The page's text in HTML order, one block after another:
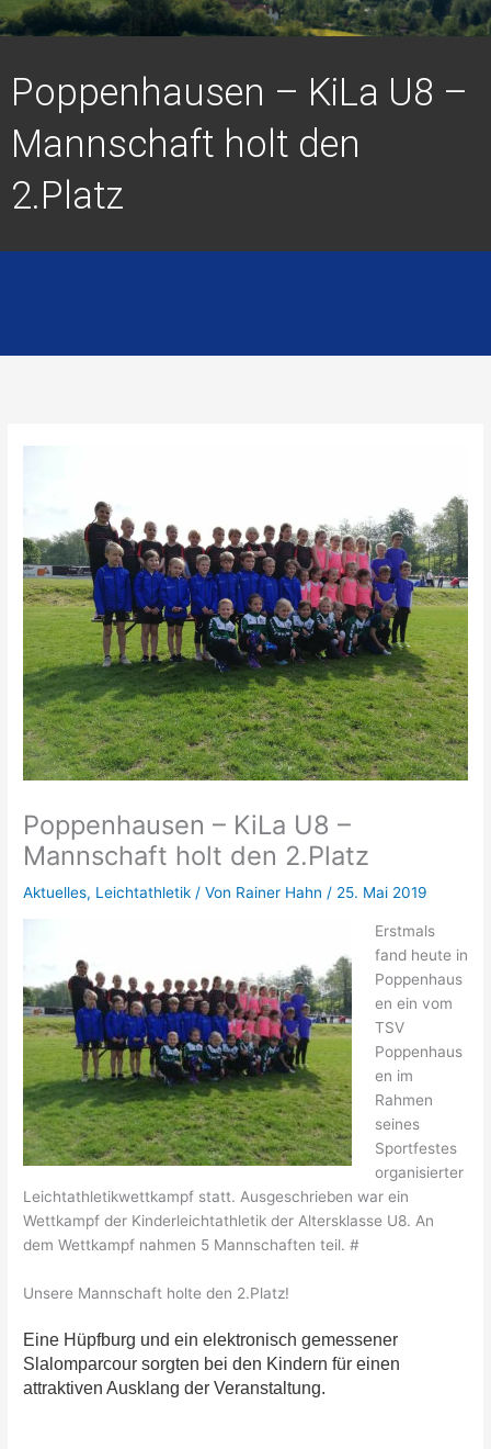
Poppenhausen – KiLa U8 –
Mannschaft holt den
2.Platz
Poppenhausen – KiLa U8 –
Mannschaft holt den 2.Platz
Aktuelles, Leichtathletik / Von Rainer Hahn / 25. Mai 2019
Erstmals
fand heute in
Poppenhaus
en ein vom
TSV
Poppenhaus
en im
Rahmen
seines
Sportfestes
organisierter
Leichtathletikwettkampf statt. Ausgeschrieben war ein
Wettkampf der Kinderleichtathletik der Altersklasse U8. An
dem Wettkampf nahmen 5 Mannschaften teil. #
Unsere Mannschaft holte den 2.Platz!
Eine Hüpfburg und ein elektronisch gemessener
Slalomparcour sorgten bei den Kindern für einen
attraktiven Ausklang der Veranstaltung.